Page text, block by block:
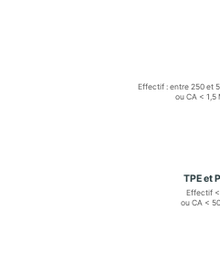
Effectif : entre 250 et
ou CA < 1,5
TPE et
Effectif
ou CA <